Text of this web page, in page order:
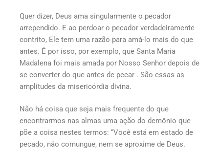
Quer dizer, Deus ama singularmente o pecador
arrependido. E ao perdoar o pecador verdadeiramente
contrito, Ele tem uma razão para amá-lo mais do que
antes. É por isso, por exemplo, que Santa Maria
Madalena foi mais amada por Nosso Senhor depois de
se converter do que antes de pecar . São essas as
amplitudes da misericórdia divina.
Não há coisa que seja mais frequente do que
encontrarmos nas almas uma ação do demônio que
põe a coisa nestes termos: “Você está em estado de
pecado, não comungue, nem se aproxime de Deus.